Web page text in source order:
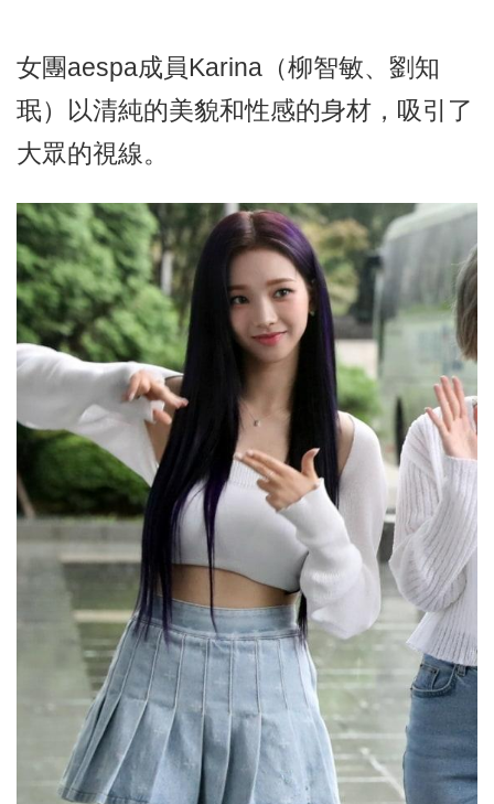
女團aespa成員Karina（柳智敏、劉知
珉）以清純的美貌和性感的身材，吸引了
大眾的視線。